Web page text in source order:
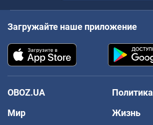
Загружайте наше приложение
OBOZ.UA
Политика
Мир
Жизнь